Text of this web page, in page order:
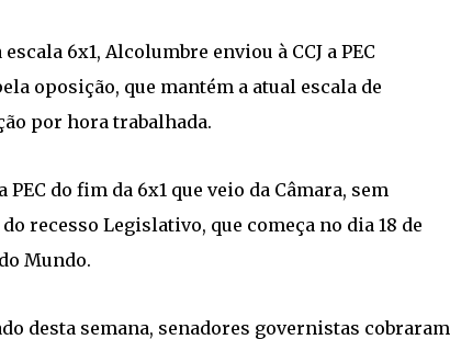
6x1, Alcolumbre enviou à CCJ a PEC
oposição, que mantém a atual escala de
por hora trabalhada.
do fim da 6x1 que veio da Câmara, sem
recesso Legislativo, que começa no dia 18 de
Mundo.
desta semana, senadores governistas cobraram